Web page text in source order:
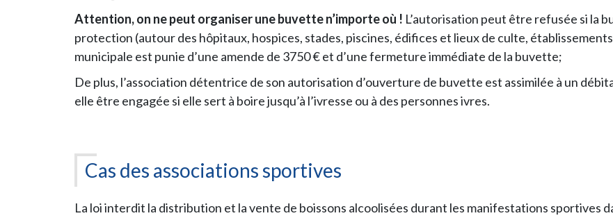
Attention, on ne peut organiser une buvette n’importe où ! L’autorisation peut être refusée si la
protection (autour des hôpitaux, hospices, stades, piscines, édifices et lieux de culte,
municipale est punie d’une amende de 3750 € et d’une fermeture immédiate de la buvette;
De plus, l’association détentrice de son autorisation d’ouverture de buvette est assimilée à un
elle être engagée si elle sert à boire jusqu’à l’ivresse ou à des personnes ivres.
Cas des associations sportives
La loi interdit la distribution et la vente de boissons alcoolisées durant les manifestations sportives